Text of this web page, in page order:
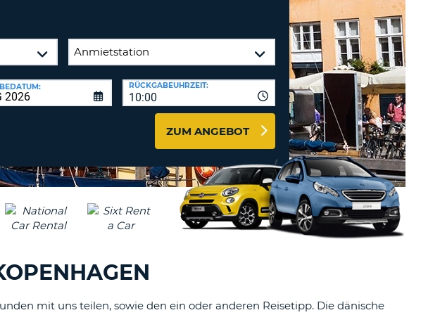
GROSSBUCHSTABE
MINDESTENS
KLEINBUCHSTABE
MINDESTENS
EIN
SONDERZEICHEN
PASSWORT
CANCEL
Reisebüros & Web-Affiliates
10:00
RÜCKGABEUHRZEIT:
ZUM ANGEBOT
mit uns teilen, sowie den ein oder anderen Reisetipp. Die dänische